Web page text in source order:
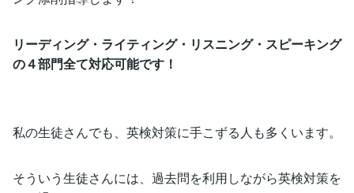
リーディング・ライティング・リスニング・スピーキング
の４部門全て対応可能です！
私の生徒さんでも、英検対策に手こずる人も多くいます。
そういう生徒さんには、過去問を利用しながら英検対策を